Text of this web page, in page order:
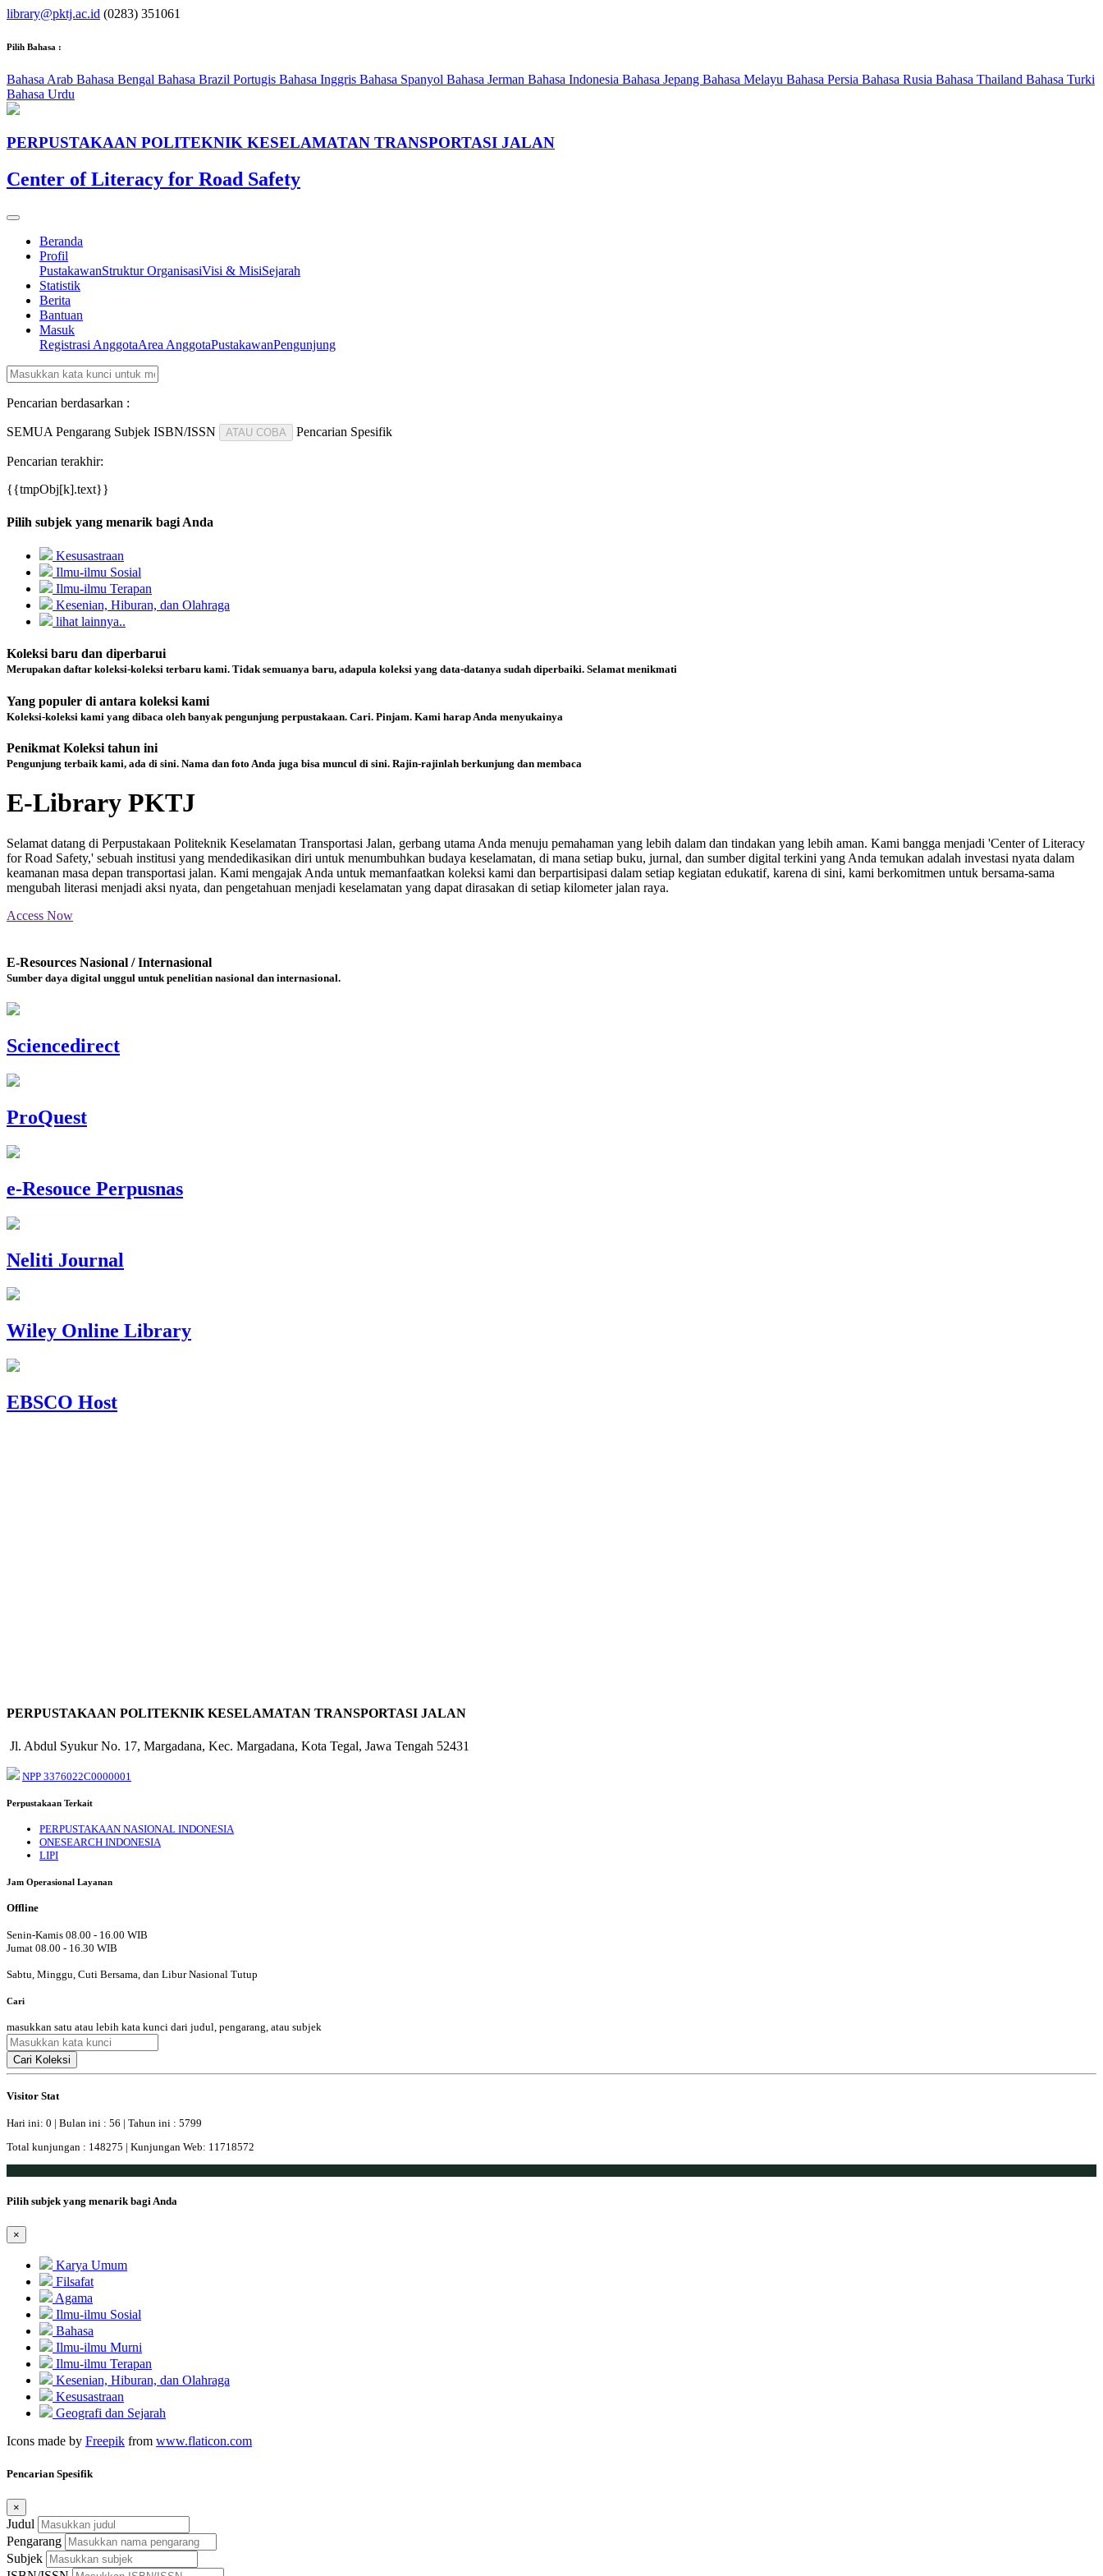
library@pktj.ac.id (0283) 351061
Pilih Bahasa :
Bahasa Arab Bahasa Bengal Bahasa Brazil Portugis Bahasa Inggris Bahasa Spanyol Bahasa Jerman Bahasa Indonesia Bahasa Jepang Bahasa Melayu Bahasa Persia Bahasa Rusia Bahasa Thailand Bahasa Turki
Bahasa Urdu
PERPUSTAKAAN POLITEKNIK KESELAMATAN TRANSPORTASI JALAN
Center of Literacy for Road Safety
Beranda
Profil
PustakawanStruktur OrganisasiVisi & MisiSejarah
Statistik
Berita
Bantuan
Masuk
Registrasi AnggotaArea AnggotaPustakawanPengunjung
Pencarian berdasarkan :
SEMUA Pengarang Subjek ISBN/ISSN ATAU COBA Pencarian Spesifik
Pencarian terakhir:
{{tmpObj[k].text}}
Pilih subjek yang menarik bagi Anda
Kesusastraan
Ilmu-ilmu Sosial
Ilmu-ilmu Terapan
Kesenian, Hiburan, dan Olahraga
lihat lainnya..
Koleksi baru dan diperbarui
Merupakan daftar koleksi-koleksi terbaru kami. Tidak semuanya baru, adapula koleksi yang data-datanya sudah diperbaiki. Selamat menikmati
Yang populer di antara koleksi kami
Koleksi-koleksi kami yang dibaca oleh banyak pengunjung perpustakaan. Cari. Pinjam. Kami harap Anda menyukainya
Penikmat Koleksi tahun ini
Pengunjung terbaik kami, ada di sini. Nama dan foto Anda juga bisa muncul di sini. Rajin-rajinlah berkunjung dan membaca
E-Library PKTJ
Selamat datang di Perpustakaan Politeknik Keselamatan Transportasi Jalan, gerbang utama Anda menuju pemahaman yang lebih dalam dan tindakan yang lebih aman. Kami bangga menjadi 'Center of Literacy
for Road Safety,' sebuah institusi yang mendedikasikan diri untuk menumbuhkan budaya keselamatan, di mana setiap buku, jurnal, dan sumber digital terkini yang Anda temukan adalah investasi nyata dalam
keamanan masa depan transportasi jalan. Kami mengajak Anda untuk memanfaatkan koleksi kami dan berpartisipasi dalam setiap kegiatan edukatif, karena di sini, kami berkomitmen untuk bersama-sama
mengubah literasi menjadi aksi nyata, dan pengetahuan menjadi keselamatan yang dapat dirasakan di setiap kilometer jalan raya.
Access Now
E-Resources Nasional / Internasional
Sumber daya digital unggul untuk penelitian nasional dan internasional.
Sciencedirect
ProQuest
e-Resouce Perpusnas
Neliti Journal
Wiley Online Library
EBSCO Host
PERPUSTAKAAN POLITEKNIK KESELAMATAN TRANSPORTASI JALAN
Jl. Abdul Syukur No. 17, Margadana, Kec. Margadana, Kota Tegal, Jawa Tengah 52431
NPP 3376022C0000001
Perpustakaan Terkait
PERPUSTAKAAN NASIONAL INDONESIA
ONESEARCH INDONESIA
LIPI
Jam Operasional Layanan
Offline
Senin-Kamis 08.00 - 16.00 WIB
Jumat 08.00 - 16.30 WIB
Sabtu, Minggu, Cuti Bersama, dan Libur Nasional Tutup
Cari
masukkan satu atau lebih kata kunci dari judul, pengarang, atau subjek
Cari Koleksi
Visitor Stat
Hari ini: 0 | Bulan ini : 56 | Tahun ini : 5799
Total kunjungan : 148275 | Kunjungan Web: 11718572
Pilih subjek yang menarik bagi Anda
×
Karya Umum
Filsafat
Agama
Ilmu-ilmu Sosial
Bahasa
Ilmu-ilmu Murni
Ilmu-ilmu Terapan
Kesenian, Hiburan, dan Olahraga
Kesusastraan
Geografi dan Sejarah
Icons made by Freepik from www.flaticon.com
Pencarian Spesifik
×
Judul
Pengarang
Subjek